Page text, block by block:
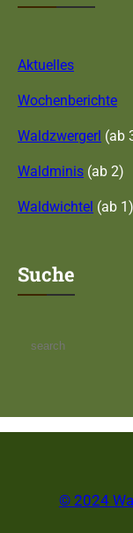
Aktuelles
Wochenberichte
Waldzwergerl (ab
Waldminis (ab 2)
Waldwichtel (ab 1)
Suche
c
© 2024